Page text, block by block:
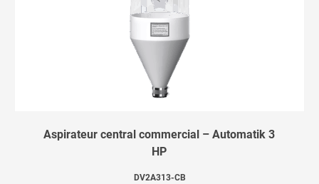
Aspirateur central commercial – Automatik 3
HP
DV2A313-CB